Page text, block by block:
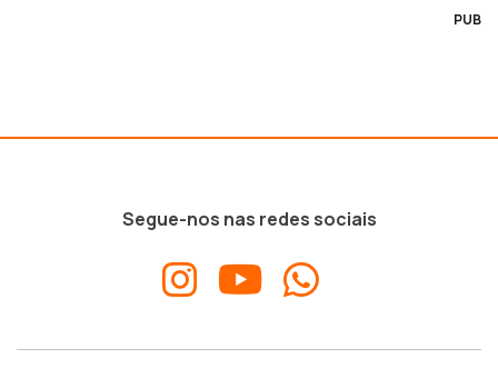
PUB
Segue-nos nas redes sociais